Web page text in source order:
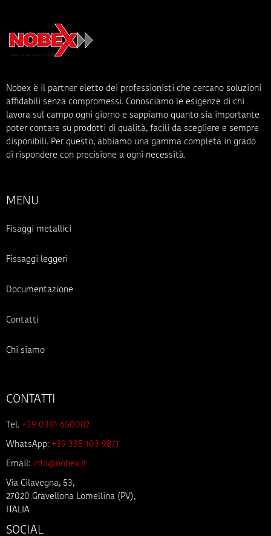
Nobex è il partner eletto dei professionisti che cercano soluzioni
affidabili senza compromessi. Conosciamo le esigenze di chi
lavora sul campo ogni giorno e sappiamo quanto sia importante
poter contare su prodotti di qualità, facili da scegliere e sempre
disponibili. Per questo, abbiamo una gamma completa in grado
di rispondere con precisione a ogni necessità.
MENU
Fisaggi metallici
Fissaggi leggeri
Documentazione
Contatti
Chi siamo
CONTATTI
Tel. +39 0381 650082
WhatsApp: +39 335 103 9871
Email: info@nobex.it
Via Cilavegna, 53,
27020 Gravellona Lomellina (PV),
ITALIA
SOCIAL